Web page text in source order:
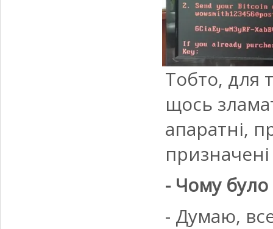
Тобто, для
щось
апаратні,
- Чому
- Думаю,